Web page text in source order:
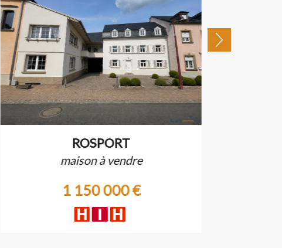
ROSPORT
maison à vendre
1 150 000 €